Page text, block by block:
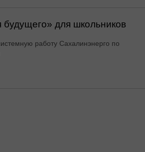
для школьников
работу Сахалинэнерго по